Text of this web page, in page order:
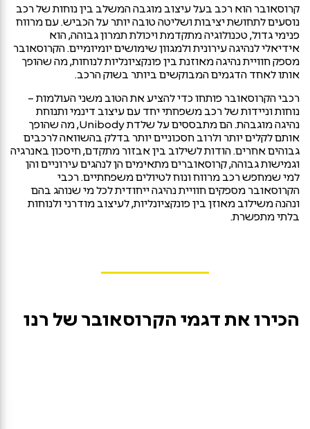
קרוסאובר הוא רכב בעל עיצוב מוגבה המשלב בין נוחות של רכב
נוסעים לתחושת יציבות ושליטה טובה יותר על הכביש. עם מרווח
פנימי גדול, טכנולוגיה מתקדמת ויכולת תמרון גבוהה, הוא
אידיאלי לנהיגה עירונית ולמגוון שימושים יומיומיים. הקרוסאובר
מספק חוויית נהיגה מאוזנת בין פונקציונליות לנוחות, מה שהופך
אותו לאחד הדגמים המבוקשים ביותר בשוק הרכב.
רכבי הקרוסאובר פותחו כדי להציע את הטוב משני העולמות –
נוחות וניידות של רכב משפחתי יחד עם עיצוב דינמי ותנוחת
נהיגה מוגבהת. הם מתבססים על שלדת Unibody, מה שהופך
אותם לקלים יותר ולרוב חסכוניים יותר בדלק בהשוואה לרכבים
גבוהים אחרים. הודות לשילוב בין אבזור מתקדם, חיסכון באנרגיה
וגמישות גבוהה, קרוסאוברים מתאימים הן לנהגים עירוניים והן
למי שמחפש רכב מרווח ונוח לטיולים משפחתיים. רכבי
הקרוסאובר מספקים חוויית נהיגה ייחודית לכל מי שנוהג בהם
ונהנה משילוב מאוזן בין פונקציונליות, לעיצוב מודרני ולנוחות
בלתי מתפשרת.
הכירו את דגמי הקרוסאובר של רנו